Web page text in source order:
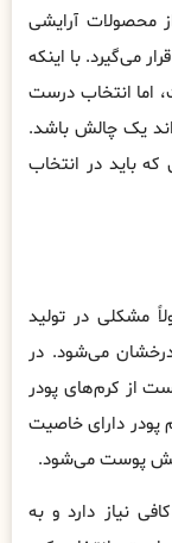
محصولات آرایشی
می‌گیرد. با اینکه
اما انتخاب درست
یک چالش باشد.
که باید در انتخاب
مشکلی در تولید
می‌شود. در
از کرم‌های پودر
پودر دارای خاصیت
پوست می‌شود.
نیاز دارد و به